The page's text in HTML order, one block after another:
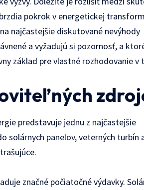
pokrok v energetickej
najčastejšie diskutované nevýhody
a vyžadujú si pozornosť, a
základ pre vlastné rozhodovanie v
predstavuje jednu z najčastejšie
solárnych panelov, veterných turbín
značné počiatočné výdavky.